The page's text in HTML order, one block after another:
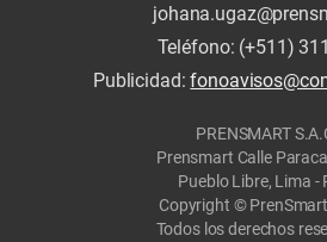
Teléfono: (+511)
Publicidad:
PRENSMART
Prensmart Calle
Pueblo Libre, Lima -
Copyright © PrenSmart
Todos los derechos